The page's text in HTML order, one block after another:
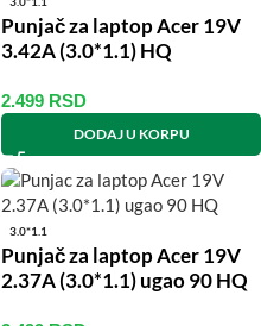
Punjač za laptop Acer 19V
3.42A (3.0*1.1) HQ
2.499 RSD
DODAJ U KORPU
3.0*1.1
Punjač za laptop Acer 19V
2.37A (3.0*1.1) ugao 90 HQ